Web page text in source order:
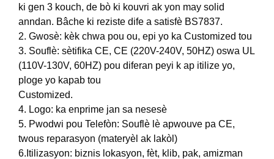
ki gen 3 kouch, de bò ki kouvri ak yon may solid
anndan. Bâche ki reziste dife a satisfè BS7837.
2. Gwosè: kèk chwa pou ou, epi yo ka Customized tou
3. Souflè: sètifika CE, CE (220V-240V, 50HZ) oswa UL
(110V-130V, 60HZ) pou diferan peyi k ap itilize yo,
ploge yo kapab tou
Customized.
4. Logo: ka enprime jan sa nesesè
5. Pwodwi pou Telefòn: Souflè lè apwouve pa CE,
twous reparasyon (materyèl ak lakòl)
6.Itilizasyon: biznis lokasyon, fèt, klib, pak, amizman